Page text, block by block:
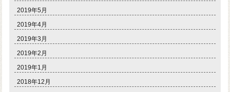
2019年5月
2019年4月
2019年3月
2019年2月
2019年1月
2018年12月